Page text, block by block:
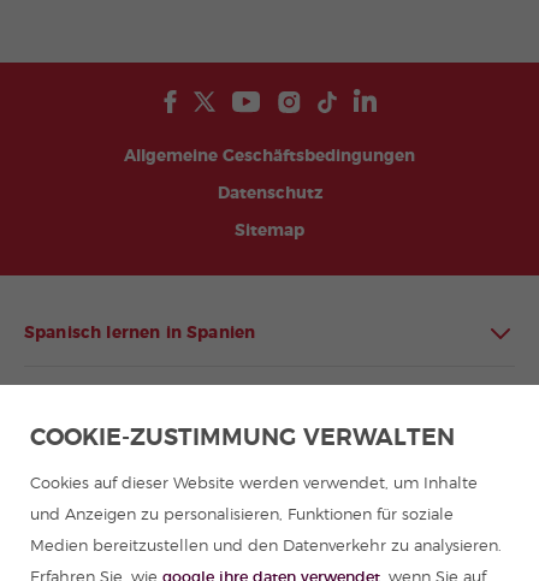
Allgemeine Geschäftsbedingungen
Datenschutz
Sitemap
Spanisch lernen in Spanien
Sommercamps in Spanien
COOKIE-ZUSTIMMUNG VERWALTEN
Cookies auf dieser Website werden verwendet, um Inhalte
und Anzeigen zu personalisieren, Funktionen für soziale
Medien bereitzustellen und den Datenverkehr zu analysieren.